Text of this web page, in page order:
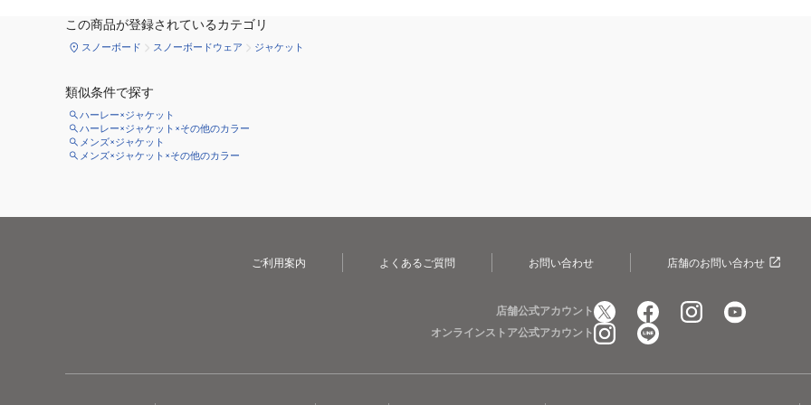
この商品が登録されているカテゴリ
スノーボード スノーボードウェア ジャケット
類似条件で探す
ハーレー×ジャケット
ハーレー×ジャケット×その他のカラー
メンズ×ジャケット
メンズ×ジャケット×その他のカラー
ご利用案内 よくあるご質問 お問い合わせ 店舗のお問い合わせ
店舗公式アカウント
オンラインストア公式アカウント